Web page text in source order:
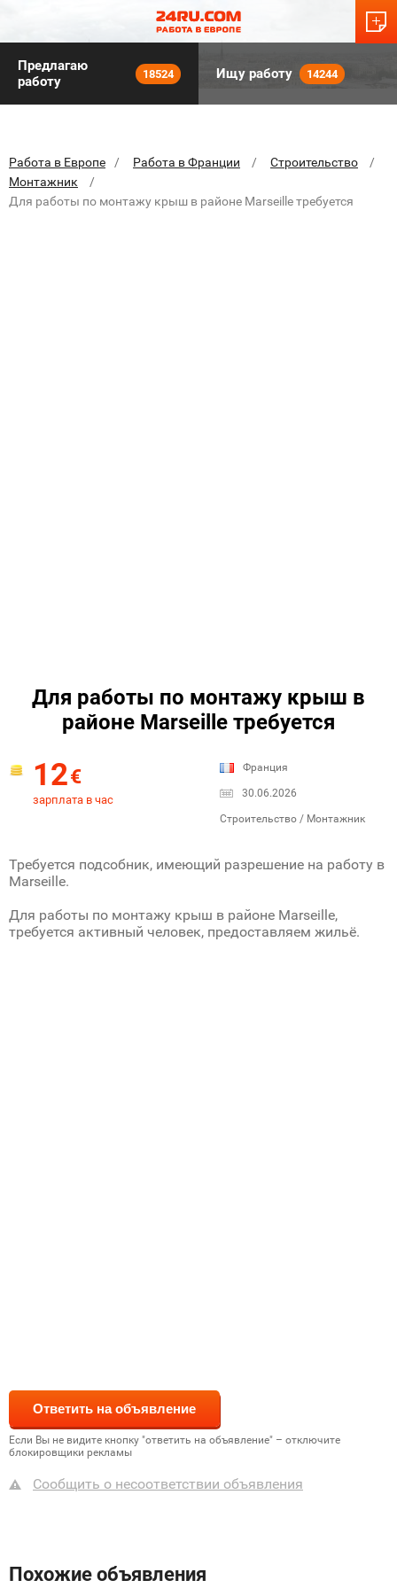
Предлагаю
работу
18524 Ищу работу 14244
Работа в Европе Работа в Франции
Строительство
Монтажник
Для работы по монтажу крыш в районе Marseille требуется
Для работы по монтажу крыш в
районе Marseille требуется
12€
зарплата в час
Франция
30.06.2026
Строительство / Монтажник
Требуется подсобник, имеющий разрешение на работу в
Marseille.
Для работы по монтажу крыш в районе Marseille,
требуется активный человек, предоставляем жильё.
Если Вы не видите кнопку "ответить на объявление" – отключите
блокировщики рекламы
Сообщить о несоответствии объявления
Похожие объявления